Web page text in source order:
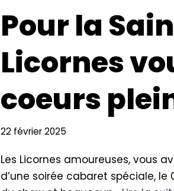
Pour la
Licornes
coeurs
22 février 2025
Les Licornes amoureuses, vous
d’une soirée cabaret spéciale,